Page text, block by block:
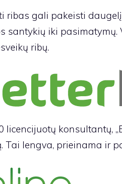
ribas gali pakeisti
santykių iki pasimatymų.
ribų.
konsultantų,
Tai lengva, prieinama ir